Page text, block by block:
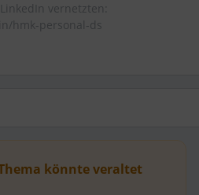
vernetzten:
hmk-personal-ds
könnte veraltet